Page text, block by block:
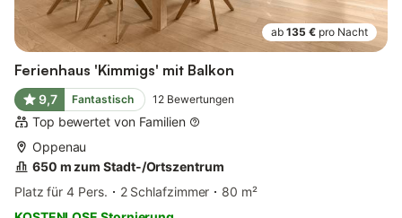
ab 135 € pro Nacht
Ferienhaus 'Kimmigs' mit Balkon
9,7 Fantastisch 12 Bewertungen
Top bewertet von Familien
Oppenau
650 m zum Stadt-/Ortszentrum
Platz für 4 Pers.
2 Schlafzimmer
80 m²